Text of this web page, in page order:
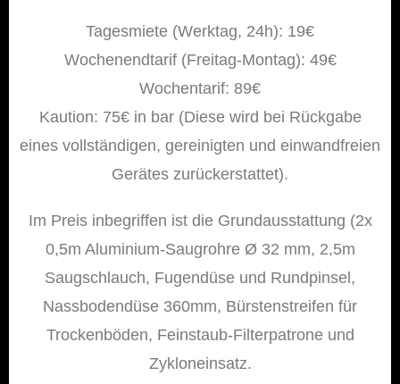
Tagesmiete (Werktag, 24h): 19€
Wochenendtarif (Freitag-Montag): 49€
Wochentarif: 89€
Kaution: 75€ in bar (Diese wird bei Rückgabe
eines vollständigen, gereinigten und einwandfreien
Gerätes zurückerstattet).
Im Preis inbegriffen ist die Grundausstattung (2x
0,5m Aluminium-Saugrohre Ø 32 mm, 2,5m
Saugschlauch, Fugendüse und Rundpinsel,
Nassbodendüse 360mm, Bürstenstreifen für
Trockenböden, Feinstaub-Filterpatrone und
Zykloneinsatz.